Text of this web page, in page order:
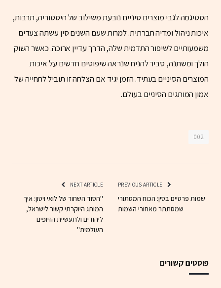
הסטיגמה לגבי מוצרים סיניים נובעת משילוב של היסטוריה, תרבות,
איכות ניהול ומדיה חברתית. למרות שעם השנים סין עשתה צעדים
משמעותיים לשיפור התדמית שלה, הדרך עדיין ארוכה. כאשר השוק
הולך ומשתנה, סביר להניח שנראה שיפוטים חדשים על איכות
המוצרים הסיניים בעתיד. הזמן יגיד אם הצלחה זו תוביל לתחייה של
אמון המותגים הסיניים בעולם.
002
שמות פרטיים בסין: הכוח המסתורי
שמסתתר מאחורי השמות
NEXT ARTICLE
"הסוד השחור של לואי ויטון: איך
המותג היוקרתי קשור לישראל,
ליהודים ולתעשיית הזיופים
העולמית"
פוסטים קשורים